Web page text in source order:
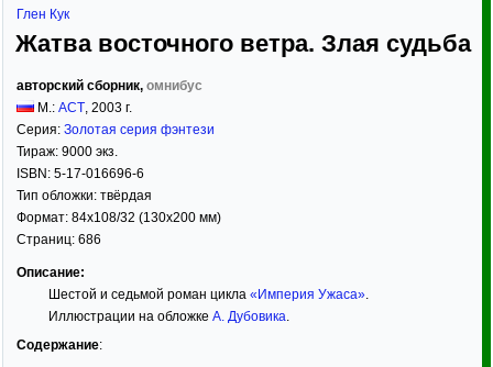
Глен Кук
Жатва восточного ветра. Злая судьба
авторский сборник, омнибус
М.: АСТ, 2003 г.
Серия: Золотая серия фэнтези
Тираж: 9000 экз.
ISBN: 5-17-016696-6
Тип обложки: твёрдая
Формат: 84x108/32 (130x200 мм)
Страниц: 686
Описание:
Шестой и седьмой роман цикла «Империя Ужаса».
Иллюстрации на обложке А. Дубовика.
Содержание: